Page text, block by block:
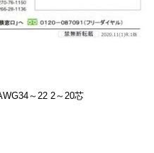
～22 2～20芯